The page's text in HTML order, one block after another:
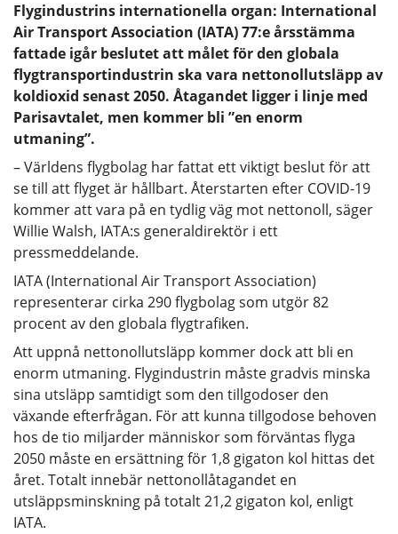
Flygindustrins internationella organ: International
Air Transport Association (IATA) 77:e årsstämma
fattade igår beslutet att målet för den globala
flygtransportindustrin ska vara nettonollutsläpp av
koldioxid senast 2050. Åtagandet ligger i linje med
Parisavtalet, men kommer bli ”en enorm
utmaning”.
– Världens flygbolag har fattat ett viktigt beslut för att
se till att flyget är hållbart. Återstarten efter COVID-19
kommer att vara på en tydlig väg mot nettonoll, säger
Willie Walsh, IATA:s generaldirektör i ett
pressmeddelande.
IATA (International Air Transport Association)
representerar cirka 290 flygbolag som utgör 82
procent av den globala flygtrafiken.
Att uppnå nettonollutsläpp kommer dock att bli en
enorm utmaning. Flygindustrin måste gradvis minska
sina utsläpp samtidigt som den tillgodoser den
växande efterfrågan. För att kunna tillgodose behoven
hos de tio miljarder människor som förväntas flyga
2050 måste en ersättning för 1,8 gigaton kol hittas det
året. Totalt innebär nettonollåtagandet en
utsläppsminskning på totalt 21,2 gigaton kol, enligt
IATA.